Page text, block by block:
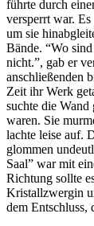
führte durch
versperrt war.
um sie
Bände. “Wo
nicht.”, gab er
anschließenden
Zeit ihr Werk
suchte die Wand
waren. Sie
lachte leise auf.
glommen
Saal” war mit
Richtung sollte
Kristallzwergin
dem Entschluss,